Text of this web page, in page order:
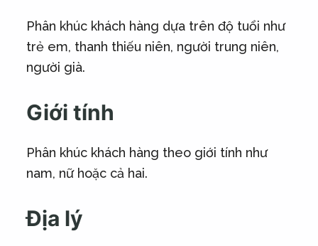
Phân khúc khách hàng dựa trên độ tuổi như
trẻ em, thanh thiếu niên, người trung niên,
người già.
Giới tính
Phân khúc khách hàng theo giới tính như
nam, nữ hoặc cả hai.
Địa lý